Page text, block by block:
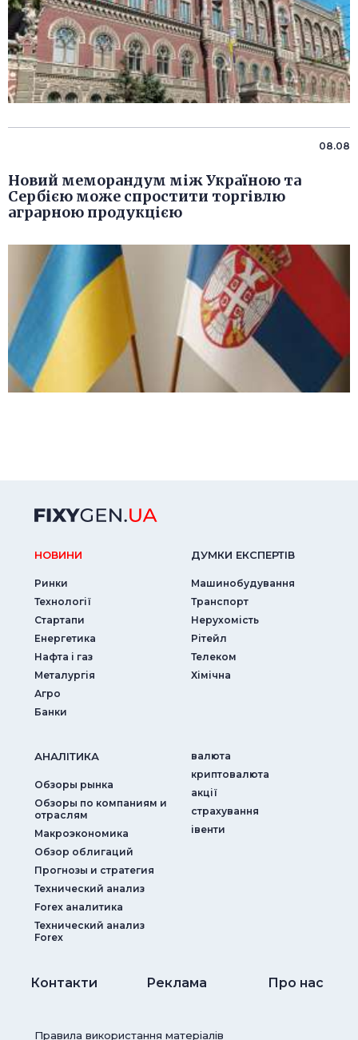
08.08
Новий меморандум між Україною та
Сербією може спростити торгівлю
аграрною продукцією
НОВИНИ
Ринки
Технології
Стартапи
Енергетика
Нафта і газ
Металургія
Агро
Банки
ДУМКИ ЕКСПЕРТIВ
Машинобудування
Транспорт
Нерухомість
Рітейл
Телеком
Хімічна
АНАЛIТИКА
Обзоры рынка
Обзоры по компаниям и
отраслям
Макроэкономика
Обзор облигаций
Прогнозы и стратегия
Технический анализ
Forex аналитика
Технический анализ
Forex
валюта
криптовалюта
акції
страхування
iвенти
Контакти Реклама Про нас
Правила використання матеріалів